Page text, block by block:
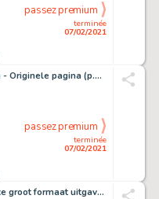
terminée
07/02/2021
passez premium
Merho & Vandersteen - Originele pagina (p.12) - Pats 2 - De Blauwe kruik - Loose page - (1975)
terminée
07/02/2021
passez premium
Suske en Wiske - Luxe groot formaat uitgave 2020 Temse - Tazuur en Tazijn met originele tekening - Hardcover - First edition - (2020)